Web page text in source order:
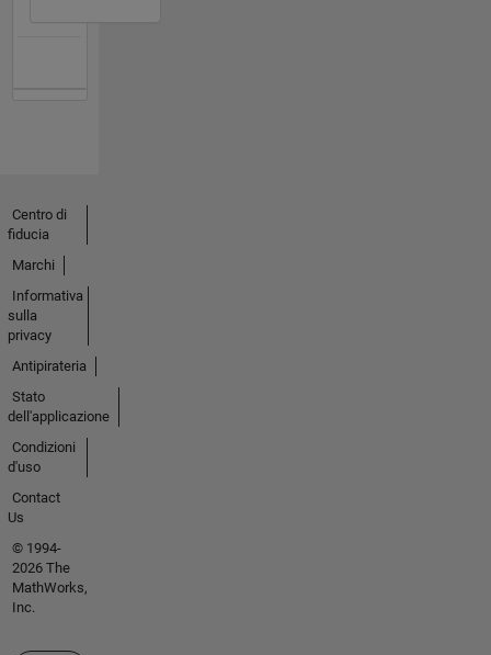
Centro di
fiducia
Marchi
Informativa
sulla
privacy
Antipirateria
Stato
dell'applicazione
Condizioni
d'uso
Contact
Us
© 1994-
2026 The
MathWorks,
Inc.